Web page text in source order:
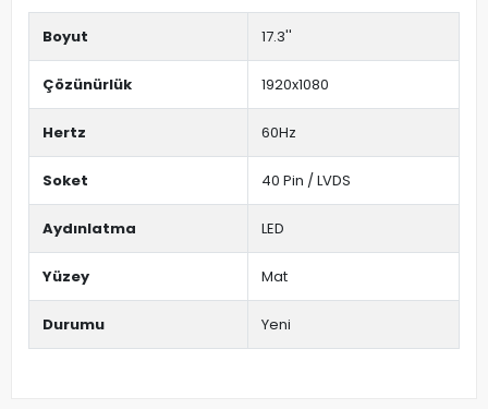
Boyut 17.3''
Çözünürlük 1920x1080
Hertz 60Hz
Soket 40 Pin / LVDS
Aydınlatma LED
Yüzey Mat
Durumu Yeni